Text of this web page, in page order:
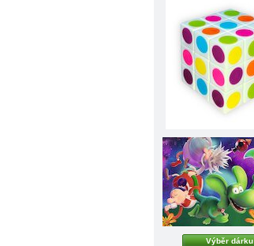
Výběr dárku